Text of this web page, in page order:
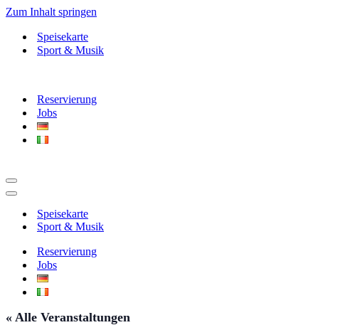
Zum Inhalt springen
Speisekarte
Sport & Musik
Reservierung
Jobs
Navigationsmenü
Navigationsmenü
Speisekarte
Sport & Musik
Reservierung
Jobs
« Alle Veranstaltungen